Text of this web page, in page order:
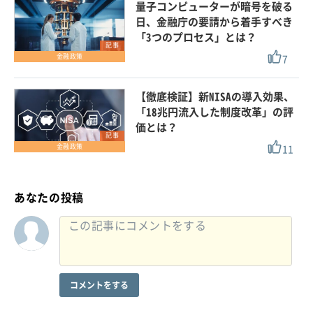
記事
金融政策
量子コンピューターが暗号を破る
日、金融庁の要請から着手すべき
「3つのプロセス」とは？
7
記事
金融政策
【徹底検証】新NISAの導入効果、
「18兆円流入した制度改革」の評
価とは？
11
あなたの投稿
コメントをする